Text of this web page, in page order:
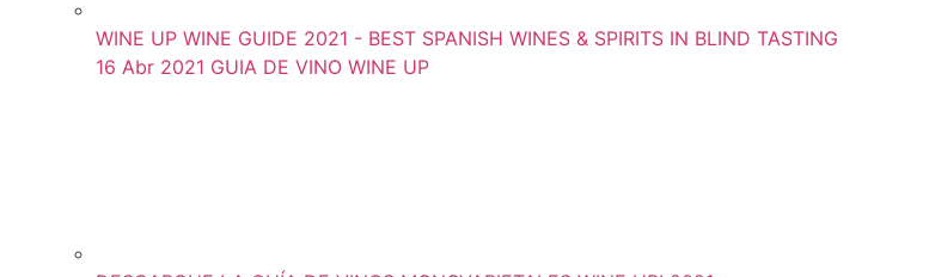
WINE UP WINE GUIDE 2021 - BEST SPANISH WINES & SPIRITS IN BLIND TASTING
16 Abr 2021 GUIA DE VINO WINE UP